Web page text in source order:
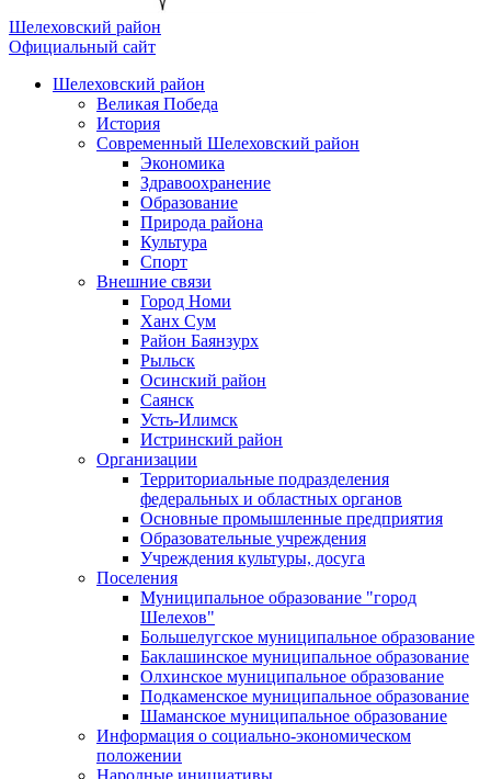
Шелеховский район
Официальный сайт
Шелеховский район
Великая Победа
История
Современный Шелеховский район
Экономика
Здравоохранение
Образование
Природа района
Культура
Спорт
Внешние связи
Город Номи
Ханх Сум
Район Баянзурх
Рыльск
Осинский район
Саянск
Усть-Илимск
Истринский район
Организации
Территориальные подразделения
федеральных и областных органов
Основные промышленные предприятия
Образовательные учреждения
Учреждения культуры, досуга
Поселения
Муниципальное образование "город
Шелехов"
Большелугское муниципальное образование
Баклашинское муниципальное образование
Олхинское муниципальное образование
Подкаменское муниципальное образование
Шаманское муниципальное образование
Информация о социально-экономическом
положении
Народные инициативы